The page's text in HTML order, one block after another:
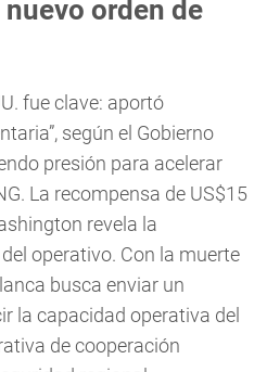
orden de
fue clave: aportó
según el Gobierno
presión para acelerar
La recompensa de US$15
revela la
operativo. Con la muerte
busca enviar un
la capacidad operativa del
de cooperación